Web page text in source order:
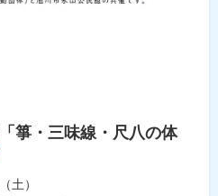
箏・三味線・尺八の体
土）